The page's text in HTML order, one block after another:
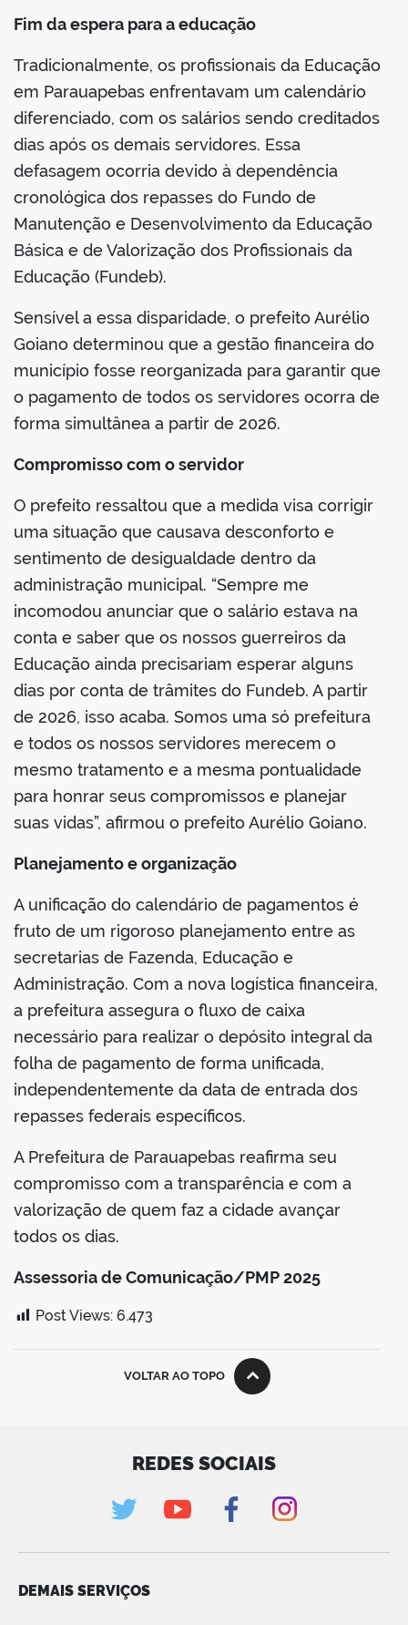
Fim da espera para a educação
Tradicionalmente, os profissionais da Educação
em Parauapebas enfrentavam um calendário
diferenciado, com os salários sendo creditados
dias após os demais servidores. Essa
defasagem ocorria devido à dependência
cronológica dos repasses do Fundo de
Manutenção e Desenvolvimento da Educação
Básica e de Valorização dos Profissionais da
Educação (Fundeb).
Sensível a essa disparidade, o prefeito Aurélio
Goiano determinou que a gestão financeira do
município fosse reorganizada para garantir que
o pagamento de todos os servidores ocorra de
forma simultânea a partir de 2026.
Compromisso com o servidor
O prefeito ressaltou que a medida visa corrigir
uma situação que causava desconforto e
sentimento de desigualdade dentro da
administração municipal. “Sempre me
incomodou anunciar que o salário estava na
conta e saber que os nossos guerreiros da
Educação ainda precisariam esperar alguns
dias por conta de trâmites do Fundeb. A partir
de 2026, isso acaba. Somos uma só prefeitura
e todos os nossos servidores merecem o
mesmo tratamento e a mesma pontualidade
para honrar seus compromissos e planejar
suas vidas”, afirmou o prefeito Aurélio Goiano.
Planejamento e organização
A unificação do calendário de pagamentos é
fruto de um rigoroso planejamento entre as
secretarias de Fazenda, Educação e
Administração. Com a nova logística financeira,
a prefeitura assegura o fluxo de caixa
necessário para realizar o depósito integral da
folha de pagamento de forma unificada,
independentemente da data de entrada dos
repasses federais específicos.
A Prefeitura de Parauapebas reafirma seu
compromisso com a transparência e com a
valorização de quem faz a cidade avançar
todos os dias.
Assessoria de Comunicação/PMP 2025
Post Views: 6.473
VOLTAR AO TOPO
REDES SOCIAIS
DEMAIS SERVIÇOS